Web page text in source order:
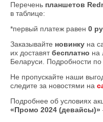
Перечень планшетов
в таблице:
*первый платеж равен 0
Заказывайте новинку на
их доставятбесплатно на
Беларуси. Подробности по
Не пропускайте наши
следите за новостями на
Подробнее об условиях
«Промо 2024 (девайсы)»